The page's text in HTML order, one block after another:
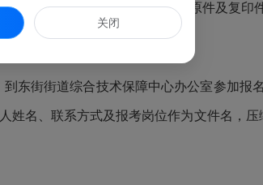
1寸免冠彩照1张）；本人身份证原件及复
东街街道综合技术保障中心办公室参加报
名、联系方式及报考岗位作为文件名，压
关闭